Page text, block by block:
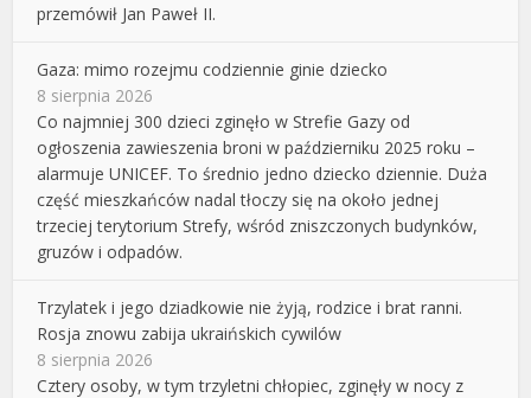
przemówił Jan Paweł II.
Gaza: mimo rozejmu codziennie ginie dziecko
8 sierpnia 2026
Co najmniej 300 dzieci zginęło w Strefie Gazy od
ogłoszenia zawieszenia broni w październiku 2025 roku –
alarmuje UNICEF. To średnio jedno dziecko dziennie. Duża
część mieszkańców nadal tłoczy się na około jednej
trzeciej terytorium Strefy, wśród zniszczonych budynków,
gruzów i odpadów.
Trzylatek i jego dziadkowie nie żyją, rodzice i brat ranni.
Rosja znowu zabija ukraińskich cywilów
8 sierpnia 2026
Cztery osoby, w tym trzyletni chłopiec, zginęły w nocy z